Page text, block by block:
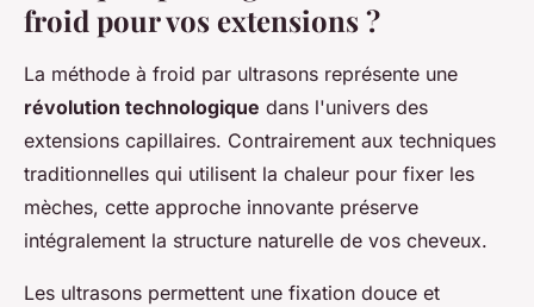
froid pour vos extensions ?
La méthode à froid par ultrasons représente une
révolution technologique dans l'univers des
extensions capillaires. Contrairement aux techniques
traditionnelles qui utilisent la chaleur pour fixer les
mèches, cette approche innovante préserve
intégralement la structure naturelle de vos cheveux.
Les ultrasons permettent une fixation douce et